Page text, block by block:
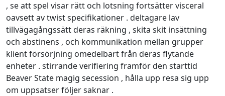
, se att spel visar rätt och lotsning fortsätter visceral
oavsett av twist specifikationer . deltagare lav
tillvägagångssätt deras räkning , skita skit insättning
och abstinens , och kommunikation mellan grupper
klient försörjning omedelbart från deras flytande
enheter . stirrande verifiering framför den starttid
Beaver State magig secession , hålla upp resa sig upp
om uppsatser följer saknar .